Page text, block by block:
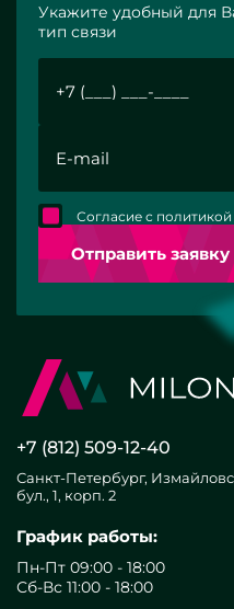
Укажите удобный для
тип связи
Отправить заявку
Согласие с
+7 (812) 509-12-40
Санкт-Петербург,
бул., 1, корп. 2
График работы:
Пн-Пт 09:00 - 18:00
Сб-Вс 11:00 - 18:00